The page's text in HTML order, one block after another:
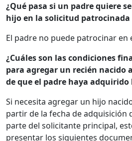
¿Qué pasa si un padre quiere
hijo en la solicitud patrocinada
El padre no puede patrocinar en
¿Cuáles son las condiciones
para agregar un recién nacido
de que el padre haya
Si necesita agregar un hijo
partir de la fecha de adquisición
parte del solicitante principal,
presentar los siguientes